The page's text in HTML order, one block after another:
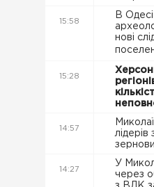
15:58
В
нові
15:28
14:57
14:27
У
через